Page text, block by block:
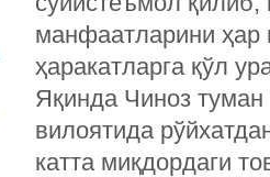
манфаатларини ҳар
ҳаракатларга қўл
Яқинда Чиноз
вилоятида
катта миқдордаги